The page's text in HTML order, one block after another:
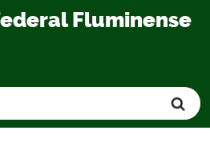
CONTEÚDOFluminense